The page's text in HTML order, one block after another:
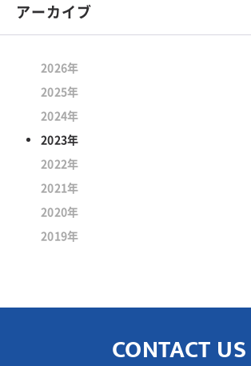
アーカイブ
2026年
2025年
2024年
2023年
2022年
2021年
2020年
2019年
CONTACT US